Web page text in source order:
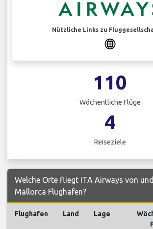
Nützliche Links zu
110
Wöchentliche Flüge
4
Reiseziele
Welche Orte fliegt ITA Airways von
Mallorca Flughafen?
Flughafen Land Lage